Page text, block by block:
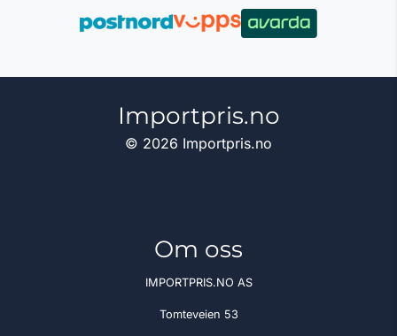
Importpris.no
© 2026 Importpris.no
Om oss
IMPORTPRIS.NO AS
Tomteveien 53